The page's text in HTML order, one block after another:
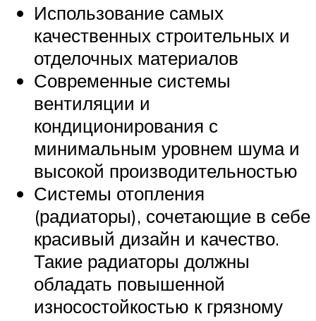
Использование самых
качественных строительных и
отделочных материалов
Современные системы
вентиляции и
кондиционирования с
минимальным уровнем шума и
высокой производительностью
Системы отопления
(радиаторы), сочетающие в себе
красивый дизайн и качество.
Такие радиаторы должны
обладать повышенной
износостойкостью к грязному